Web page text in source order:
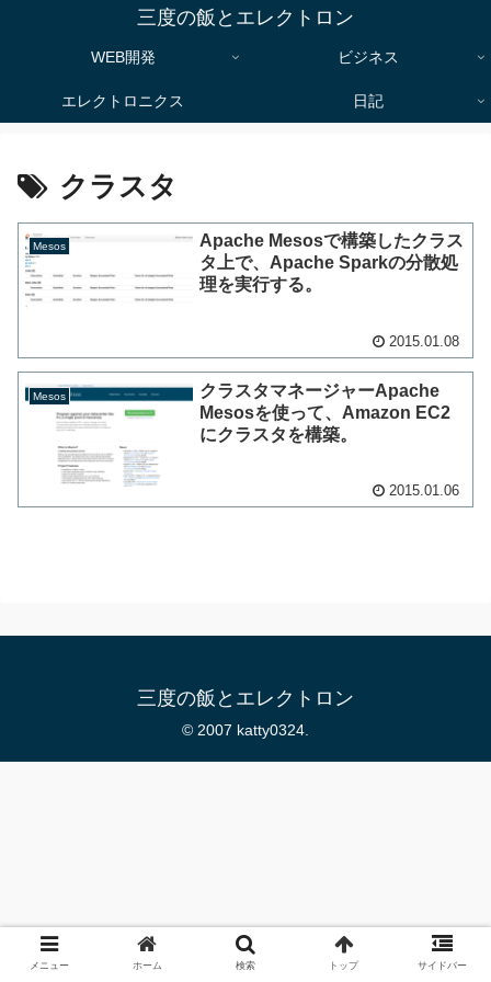
三度の飯とエレクトロン
WEB開発 ビジネス
エレクトロニクス 日記
クラスタ
Mesos
Apache Mesosで構築したクラス
タ上で、Apache Sparkの分散処
理を実行する。
2015.01.08
Mesos
クラスタマネージャーApache
Mesosを使って、Amazon EC2
にクラスタを構築。
2015.01.06
三度の飯とエレクトロン
© 2007 katty0324.
メニュー ホーム 検索 トップ サイドバー